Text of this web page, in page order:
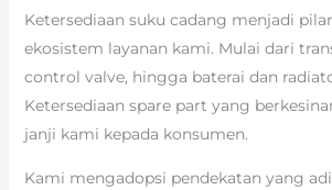
Ketersediaan suku cadang menjadi
ekosistem layanan kami. Mulai dari
control valve, hingga baterai dan
Ketersediaan spare part yang
janji kami kepada konsumen.
Kami mengadopsi pendekatan yang